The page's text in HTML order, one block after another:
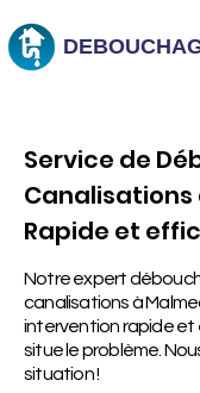
Service de
Canalisations
Rapide et
Notre expert
canalisations à
intervention rapide et
situe le problème.
situation !